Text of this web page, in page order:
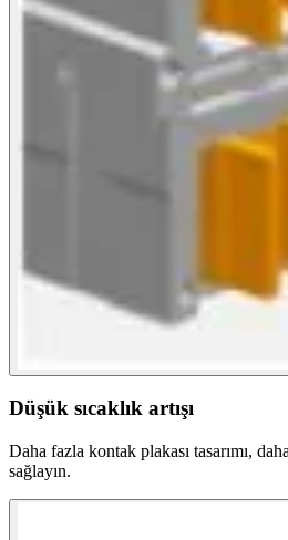
Düşük sıcaklık artışı
Daha fazla kontak plakası tasarımı,
sağlayın.